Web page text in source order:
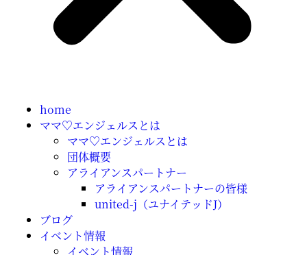
home
ママ♡エンジェルスとは
ママ♡エンジェルスとは
団体概要
アライアンスパートナー
アライアンスパートナーの皆様
united-j（ユナイテッドJ）
ブログ
イベント情報
イベント情報